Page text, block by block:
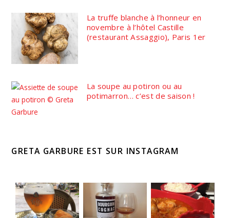
La truffe blanche à l’honneur en
novembre à l’hôtel Castille
(restaurant Assaggio), Paris 1er
La soupe au potiron ou au
potimarron… c’est de saison !
GRETA GARBURE EST SUR INSTAGRAM